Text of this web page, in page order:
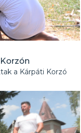
a Kárpáti Korzó